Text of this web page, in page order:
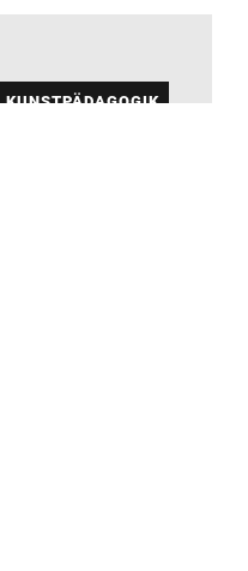
KUNSTPÄDAGOGIK